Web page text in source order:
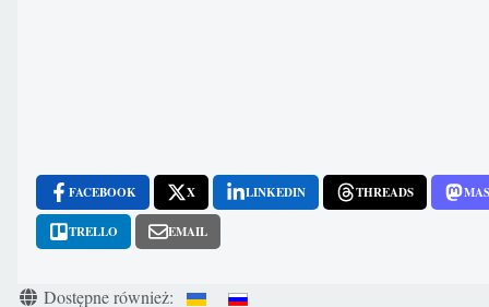
FACEBOOK X LINKEDIN THREADS
TRELLO EMAIL
Szczegóły
Dostępne również: